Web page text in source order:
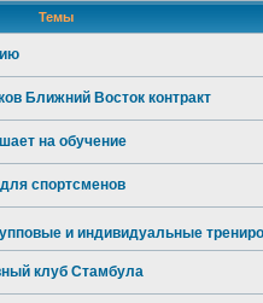
Темы
Ближний Восток контракт
на обучение
спортсменов
и индивидуальные
клуб Стамбула